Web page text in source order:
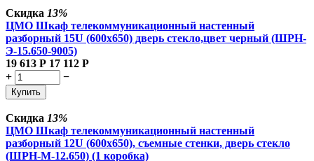
Скидка 13%
ЦМО Шкаф телекоммуникационный настенный
разборный 15U (600х650) дверь стекло,цвет черный (ШРН-
Э-15.650-9005)
19 613 Р 17 112 Р
+
−
Купить
Скидка 13%
ЦМО Шкаф телекоммуникационный настенный
разборный 12U (600х650), съемные стенки, дверь стекло
(ШРН-М-12.650) (1 коробка)